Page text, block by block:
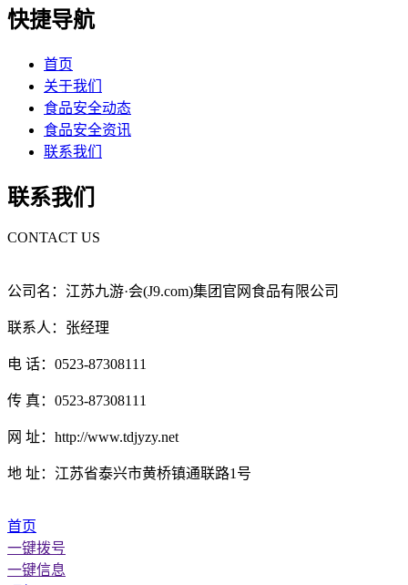
快捷导航
首页
关于我们
食品安全动态
食品安全资讯
联系我们
联系我们
CONTACT US
公司名：江苏九游·会(J9.com)集团官网食品有限公司
联系人：张经理
电 话：0523-87308111
传 真：0523-87308111
网 址：http://www.tdjyzy.net
地 址：江苏省泰兴市黄桥镇通联路1号
首页
一键拨号
一键信息